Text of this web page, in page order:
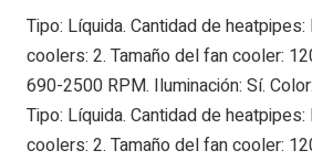
Tipo: Líquida. Cantidad de
coolers: 2. Tamaño del fan cooler:
690-2500 RPM. Iluminación: Sí.
Tipo: Líquida. Cantidad de
coolers: 2. Tamaño del fan cooler: